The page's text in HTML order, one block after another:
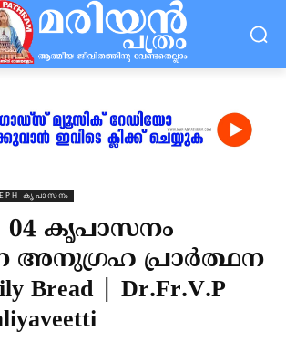
കൃപാസനം
04 കൃപാസനം
അനുഗ്രഹ പ്രാർത്ഥന
Bread | Dr.Fr.V.P